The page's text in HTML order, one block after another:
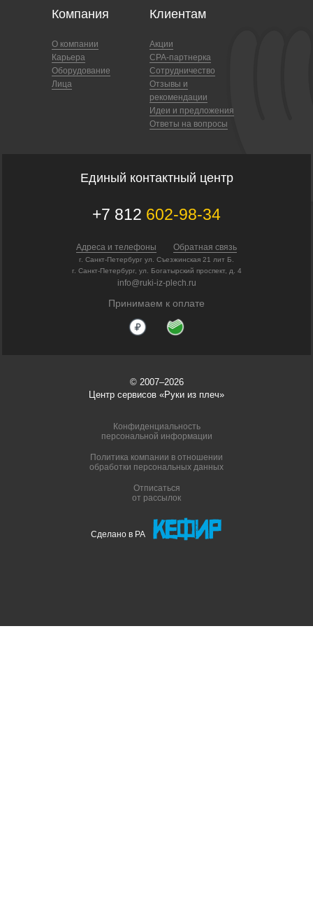
Компания
О компании
Карьера
Оборудование
Лица
Клиентам
Акции
CPA-партнерка
Сотрудничество
Отзывы и
рекомендации
Идеи и предложения
Ответы на вопросы
Единый контактный центр
+7 812 602-98-34
Адреса и телефоны Обратная связь
г. Санкт-Петербург ул. Съезжинская 21 лит Б.
г. Санкт-Петербург, ул. Богатырский проспект, д. 4
info@ruki-iz-plech.ru
Принимаем к оплате
© 2007–2026
Центр сервисов «Руки из плеч»
Конфиденциальность
персональной информации
Политика компании в отношении
обработки персональных данных
Отписаться
от рассылок
Сделано в РА